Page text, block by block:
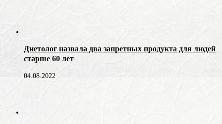
Диетолог назвала два запретных продукта для людей
старше 60 лет
04.08.2022